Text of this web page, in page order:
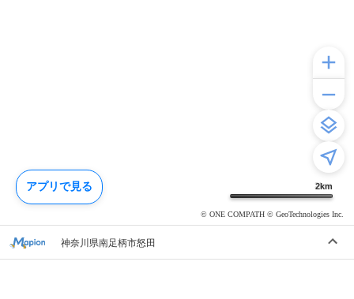
2km
© ONE COMPATH © GeoTechnologies Inc.
神奈川県南足柄市怒田
アプリで見る